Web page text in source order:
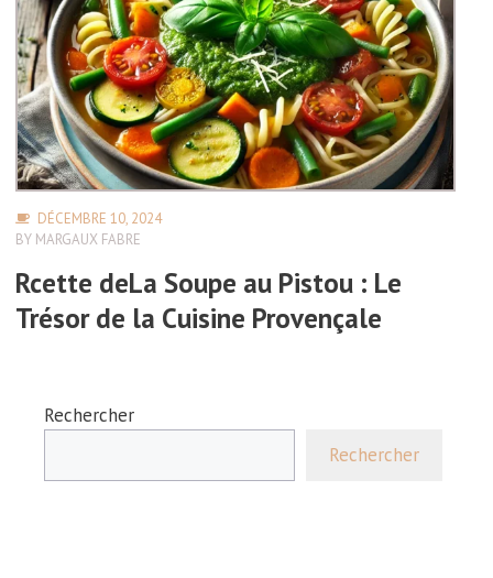
DÉCEMBRE 10, 2024
BY MARGAUX FABRE
Rcette deLa Soupe au Pistou : Le
Trésor de la Cuisine Provençale
Rechercher
Rechercher